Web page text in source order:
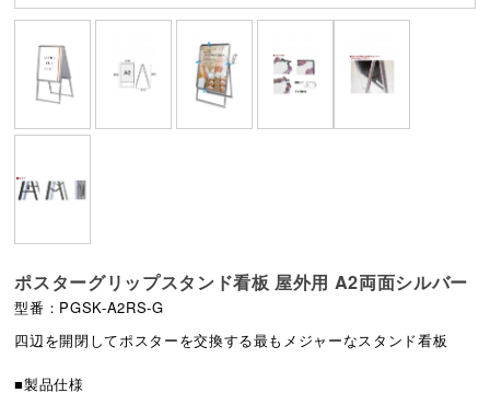
ポスターグリップスタンド看板 屋外用 A2両面シルバー
型番：PGSK-A2RS-G
四辺を開閉してポスターを交換する最もメジャーなスタンド看板
■製品仕様